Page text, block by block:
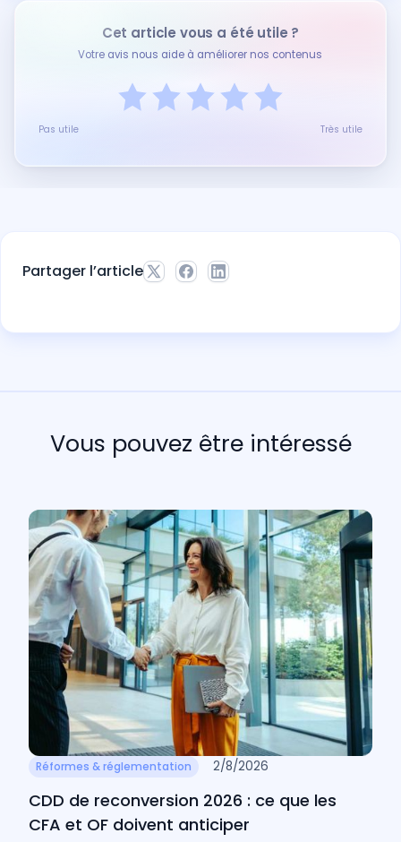
Partager l’article
Cet article vous a été utile ?
Votre avis nous aide à améliorer nos contenus
Pas utile Très utile
Vous pouvez être intéressé
Réformes & réglementation 2/8/2026
CDD de reconversion 2026 : ce que les
CFA et OF doivent anticiper